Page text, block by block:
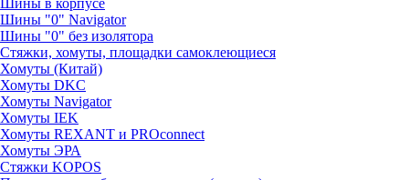
Шины в корпусе
Шины "0" Navigator
Шины "0" без изолятора
Стяжки, хомуты, площадки самоклеющиеся
Хомуты (Китай)
Хомуты DKC
Хомуты Navigator
Хомуты IEK
Хомуты REXANT и PROconnect
Хомуты ЭРА
Стяжки KOPOS